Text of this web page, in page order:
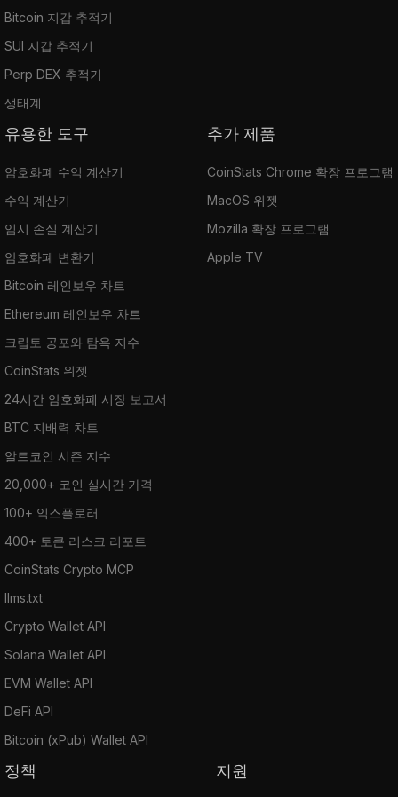
Bitcoin 지갑 추적기
SUI 지갑 추적기
Perp DEX 추적기
생태계
유용한 도구
암호화폐 수익 계산기
수익 계산기
임시 손실 계산기
암호화폐 변환기
Bitcoin 레인보우 차트
Ethereum 레인보우 차트
크립토 공포와 탐욕 지수
CoinStats 위젯
24시간 암호화폐 시장 보고서
BTC 지배력 차트
알트코인 시즌 지수
20,000+ 코인 실시간 가격
100+ 익스플로러
400+ 토큰 리스크 리포트
CoinStats Crypto MCP
llms.txt
Crypto Wallet API
Solana Wallet API
EVM Wallet API
DeFi API
Bitcoin (xPub) Wallet API
추가 제품
CoinStats Chrome 확장 프로그램
MacOS 위젯
Mozilla 확장 프로그램
Apple TV
정책 지원